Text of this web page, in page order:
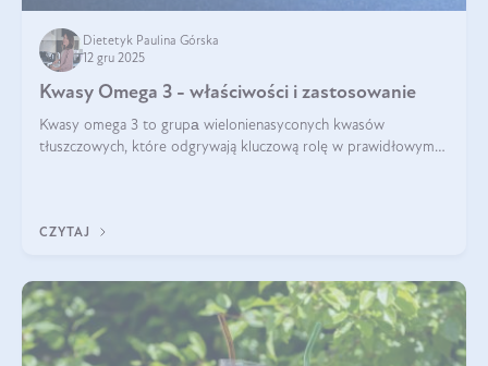
Dietetyk Paulina Górska
12 gru 2025
Kwasy Omega 3 - właściwości i zastosowanie
Kwasy omega 3 to grupа wielonienasyconych kwasów
tłuszczowych, które odgrywają kluczową rolę w prawidłowym
CZYTAJ